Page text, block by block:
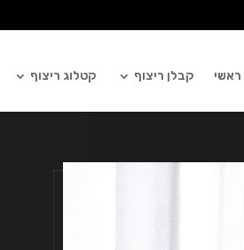
ראשי קבלן ריצוף קטלוג ריצוף